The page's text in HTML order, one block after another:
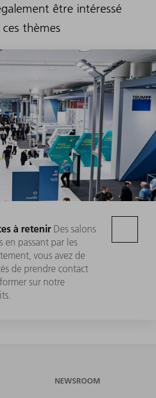
être intéressé
thèmes
à retenir Des salons
en passant par les
vous avez de
de prendre contact
sur notre
NEWSROOM